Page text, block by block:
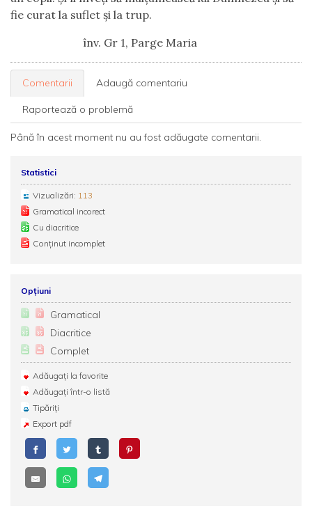
fie curat la suflet și la trup.
înv. Gr 1, Parge Maria
Comentarii Adaugă comentariu
Raportează o problemă
Până în acest moment nu au fost adăugate comentarii.
Statistici
Vizualizări: 113
Gramatical incorect
Cu diacritice
Conținut incomplet
Opțiuni
Gramatical
Diacritice
Complet
Adăugați la favorite
Adăugați într-o listă
Tipăriți
Export pdf